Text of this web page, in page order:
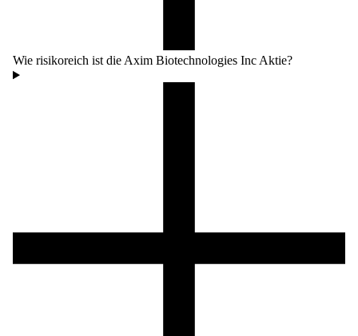
Wie risikoreich ist die Axim Biotechnologies Inc Aktie?